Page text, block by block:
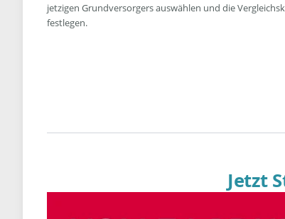
jetzigen Grundversorgers auswählen und die
festlegen.
Jetzt